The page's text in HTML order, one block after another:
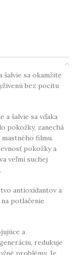
šalvie sa okamžite
bez pocitu
a šalvie sa vďaka
pokožky, zanechá
filmu.
pokožky a
veľmi suchej
antioxidantov a
potlačenie
a
redukuje
problémy. Je